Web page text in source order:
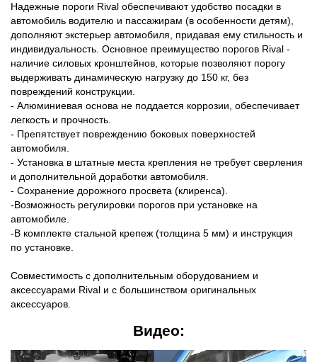
Надежные пороги Rival обеспечивают удобство посадки в
автомобиль водителю и пассажирам (в особенности детям),
дополняют экстерьер автомобиля, придавая ему стильность и
индивидуальность. Основное преимущество порогов Rival -
наличие силовых кронштейнов, которые позволяют порогу
выдерживать динамическую нагрузку до 150 кг, без
повреждений конструкции.
- Алюминиевая основа не поддается коррозии, обеспечивает
легкость и прочность.
- Препятствует повреждению боковых поверхностей
автомобиля.
- Установка в штатные места крепления не требует сверления
и дополнительной доработки автомобиля.
- Сохранение дорожного просвета (клиренса).
-Возможность регулировки порогов при установке на
автомобиле.
-В комплекте стальной крепеж (толщина 5 мм) и инструкция
по установке.
Совместимость с дополнительным оборудованием и
аксессуарами Rival и с большинством оригинальных
аксессуаров.
Видео: